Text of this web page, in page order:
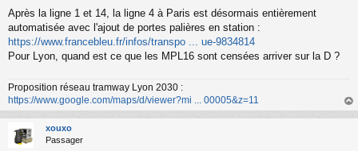
e
s
s
a
g
n
o
n
l
u
Après la ligne 1 et 14, la ligne 4 à Paris est désormais entièrement
automatisée avec l'ajout de portes palières en station :
https://www.francebleu.fr/infos/transpo ... ue-9834814
Pour Lyon, quand est ce que les MPL16 sont censées arriver sur la D ?
Proposition réseau tramway Lyon 2030 :
https://www.google.com/maps/d/viewer?mi ... 00005&z=11
au
xouxo
Passager